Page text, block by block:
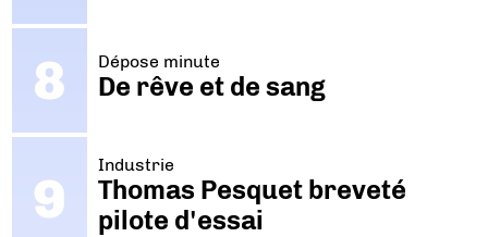
Dépose minute
De rêve et de sang
Industrie
Thomas Pesquet breveté
pilote d'essai